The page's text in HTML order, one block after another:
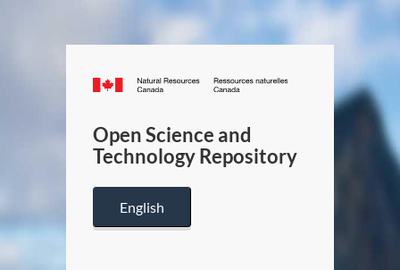
Canada.ca
/
Canada
Open Science and
Technology Repository
English